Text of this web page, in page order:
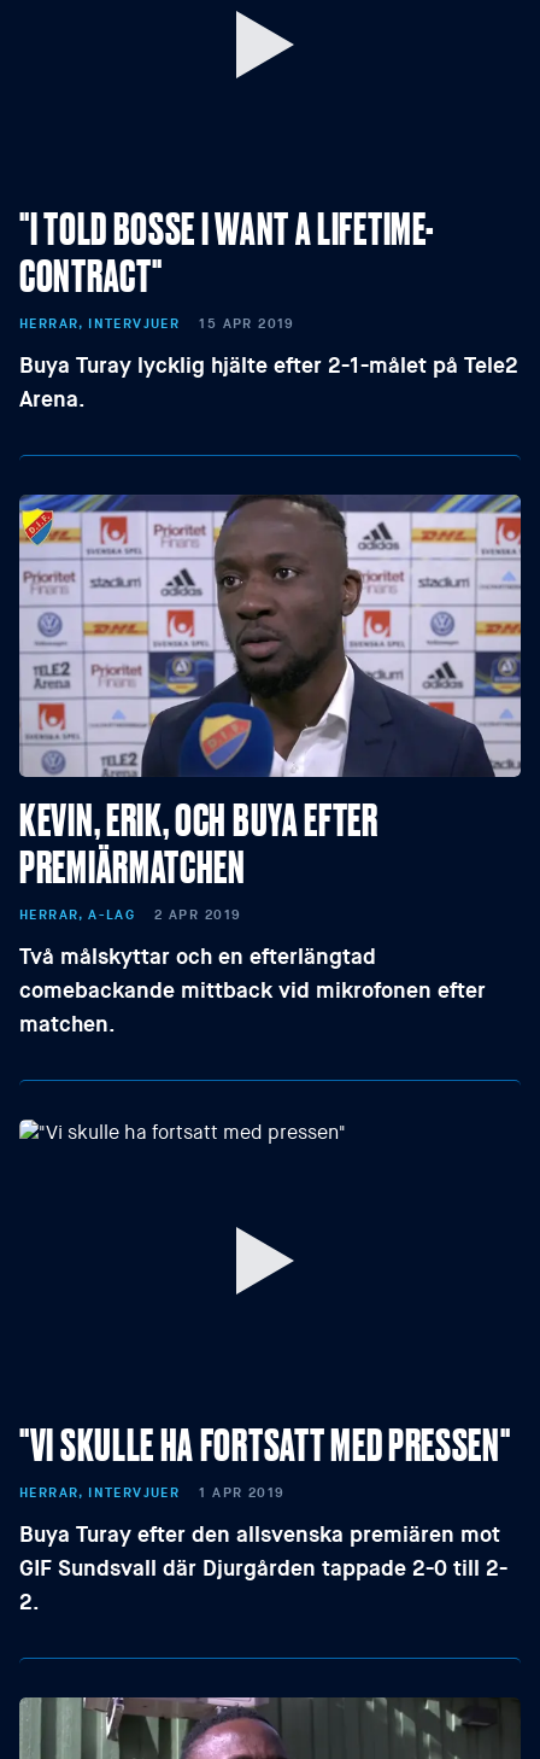
"I TOLD BOSSE I WANT A LIFETIME-
CONTRACT"
HERRAR, INTERVJUER 15 APR 2019
Buya Turay lycklig hjälte efter 2-1-målet på Tele2
Arena.
KEVIN, ERIK, OCH BUYA EFTER
PREMIÄRMATCHEN
HERRAR, A-LAG 2 APR 2019
Två målskyttar och en efterlängtad
comebackande mittback vid mikrofonen efter
matchen.
"VI SKULLE HA FORTSATT MED PRESSEN"
HERRAR, INTERVJUER 1 APR 2019
Buya Turay efter den allsvenska premiären mot
GIF Sundsvall där Djurgården tappade 2-0 till 2-
2.